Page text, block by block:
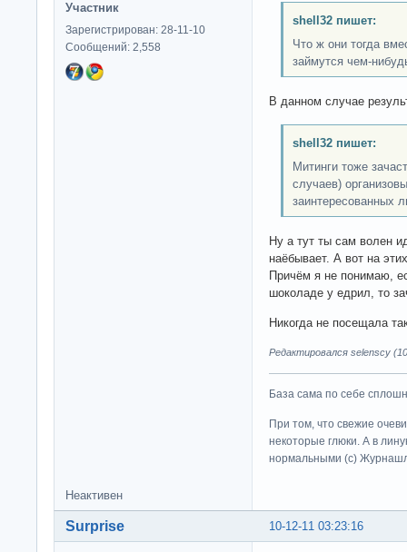
Участник
Зарегистрирован: 28-11-10
Сообщений: 2,558
shell32 пишет:
Что ж они тогда
займутся чем-
В данном случае
shell32 пишет:
Митинги тоже
случаев)
заинтересованных
Ну а тут ты сам волен
наёбывает. А вот на
Причём я не понимаю,
шоколаде у едрил, то
Никогда не посещала
Редактировался selenscy
База сама по себе
При том, что свежие
некоторые глюки. А в
нормальными (c)
Неактивен
10-12-11 03:23:16
Surprise